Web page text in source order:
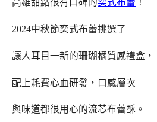
高雄甜點很有口碑的奕式布蕾 ！
2024中秋節奕式布蕾挑選了
讓人耳目一新的珊瑚橘質感禮盒，
配上耗費心血研發，口感層次
與味道都很用心的流芯布蕾酥。